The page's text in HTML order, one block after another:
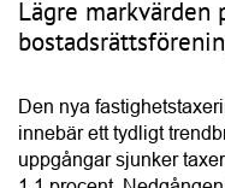
Den nya
innebär ett tydligt
uppgångar sjunker
1,1 procent.